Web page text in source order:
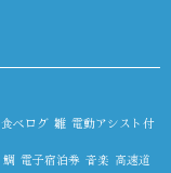
食べログ 雛 電動アシスト付
鯛 電子宿泊券 音楽 高速道